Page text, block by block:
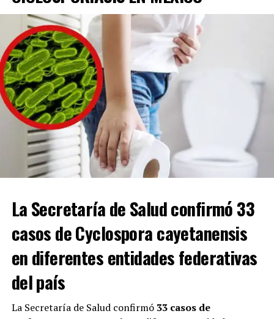
“Permítanme ser claro: si trafican con drogas letales, si
lucran con el sufrimiento ajeno o utilizan cargos
públicos para proteger a los cárteles, esta es su
advertencia: La DEA va a por ustedes. Ningún título,
cargo ni conexión política los protegerá”, dijo Cole en
una conferencia en el Departamento de Justicia.
“Esto incluye a miembros del gobierno mexicano que
protegen a los líderes del CJNG de ser entregados a la
justicia y que facilitan el narcotráfico, el lavado de
dinero y la violencia. Las acciones del CJNG han
provocado la muerte de miles de estadounidenses”.
ADVERTISEMENT
La Secretaría de Salud confirmó 33
casos de Cyclospora cayetanensis
en diferentes entidades federativas
del país
La Secretaría de Salud confirmó33 casos de